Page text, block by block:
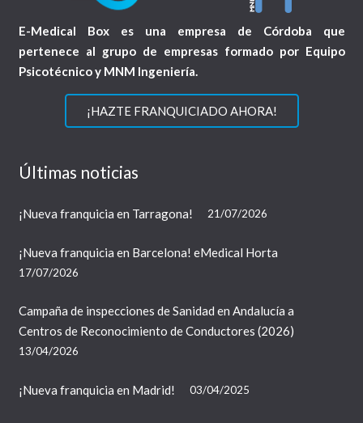
E-Medical Box es una empresa de Córdoba que
pertenece al grupo de empresas formado por Equipo
Psicotécnico y MNM Ingeniería.
¡HAZTE FRANQUICIADO AHORA!
Últimas noticias
¡Nueva franquicia en Tarragona! 21/07/2026
¡Nueva franquicia en Barcelona! eMedical Horta
17/07/2026
Campaña de inspecciones de Sanidad en Andalucía a
Centros de Reconocimiento de Conductores (2026)
13/04/2026
¡Nueva franquicia en Madrid! 03/04/2025